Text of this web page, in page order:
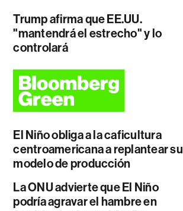
Trump afirma que EE.UU.
"mantendrá el estrecho" y lo
controlará
El Niño obliga a la caficultura
centroamericana a replantear su
modelo de producción
La ONU advierte que El Niño
podría agravar el hambre en